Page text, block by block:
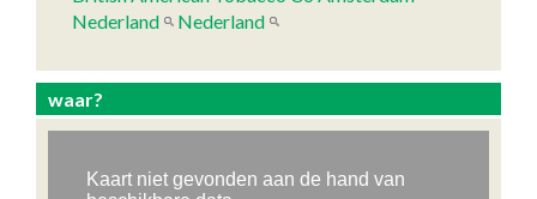
Nederland
Nederland
waar?